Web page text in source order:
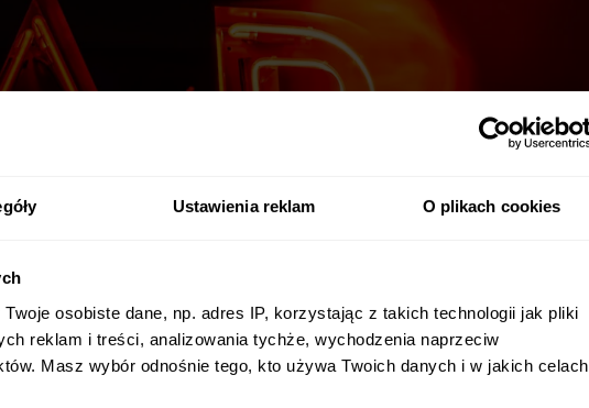
Ustawienia reklam O plikach cookies
osobiste dane, np. adres IP, korzystając z takich technologii jak pliki
reklam i treści, analizowania tychże, wychodzenia naprzeciw
Masz wybór odnośnie tego, kto używa Twoich danych i w jakich celach